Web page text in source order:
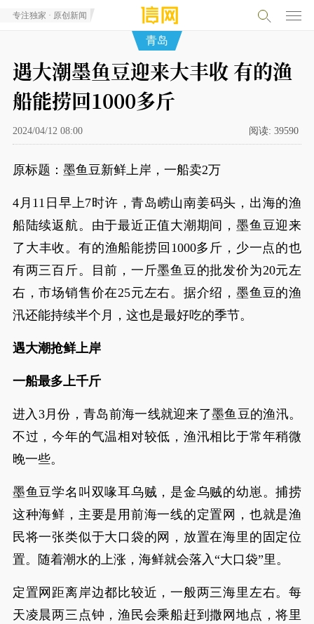
专注独家 · 原创新闻
青岛
遇大潮墨鱼豆迎来大丰收 有的渔
船能捞回1000多斤
2024/04/12 08:00 阅读: 39590
原标题：墨鱼豆新鲜上岸，一船卖2万
4月11日早上7时许，青岛崂山南姜码头，出海的渔
船陆续返航。由于最近正值大潮期间，墨鱼豆迎来
了大丰收。有的渔船能捞回1000多斤，少一点的也
有两三百斤。目前，一斤墨鱼豆的批发价为20元左
右，市场销售价在25元左右。据介绍，墨鱼豆的渔
汛还能持续半个月，这也是最好吃的季节。
遇大潮抢鲜上岸
一船最多上千斤
进入3月份，青岛前海一线就迎来了墨鱼豆的渔汛。
不过，今年的气温相对较低，渔汛相比于常年稍微
晚一些。
墨鱼豆学名叫双喙耳乌贼，是金乌贼的幼崽。捕捞
这种海鲜，主要是用前海一线的定置网，也就是渔
民将一张类似于大口袋的网，放置在海里的固定位
置。随着潮水的上涨，海鲜就会落入“大口袋”里。
定置网距离岸边都比较近，一般两三海里左右。每
天凌晨两三点钟，渔民会乘船赶到撒网地点，将里